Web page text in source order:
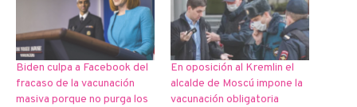
Biden culpa a Facebook del
fracaso de la vacunación
masiva porque no purga los
En oposición al Kremlin el
alcalde de Moscú impone la
vacunación obligatoria